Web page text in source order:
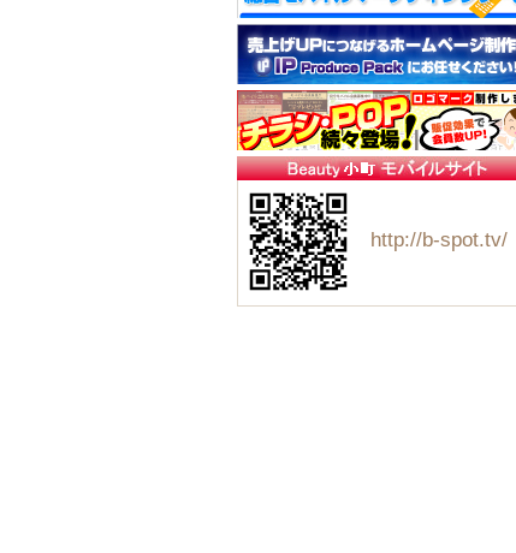
http://b-spot.tv/